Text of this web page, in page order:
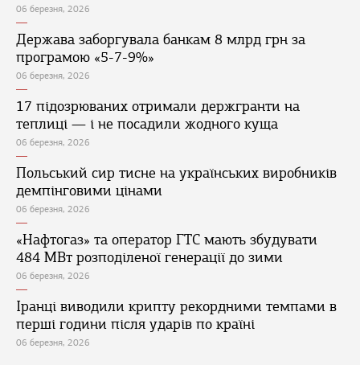
06 березня, 2026
Держава заборгувала банкам 8 млрд грн за
програмою «5-7-9%»
06 березня, 2026
17 підозрюваних отримали держгранти на
теплиці — і не посадили жодного куща
06 березня, 2026
Польський сир тисне на українських виробників
демпінговими цінами
06 березня, 2026
«Нафтогаз» та оператор ГТС мають збудувати
484 МВт розподіленої генерації до зими
06 березня, 2026
Іранці виводили крипту рекордними темпами в
перші години після ударів по країні
06 березня, 2026